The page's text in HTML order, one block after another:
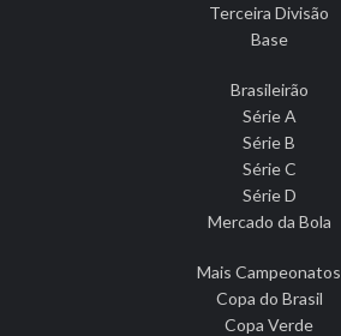
Terceira Divisão
Base
Brasileirão
Série A
Série B
Série C
Série D
Mercado da Bola
Mais Campeonatos
Copa do Brasil
Copa Verde